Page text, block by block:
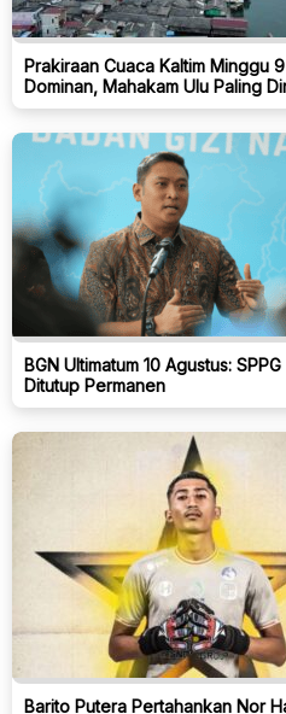
Prakiraan Cuaca Kaltim Minggu
Dominan, Mahakam Ulu Paling
BGN Ultimatum 10 Agustus:
Ditutup Permanen
Barito Putera Pertahankan Nor